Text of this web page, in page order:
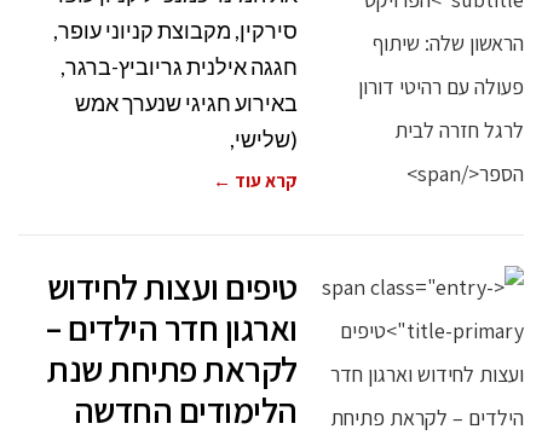
סירקין, מקבוצת קניוני עופר,
חגגה אילנית גריוביץ-ברגר,
באירוע חגיגי שנערך אמש
(שלישי,
קרא עוד ←
טיפים ועצות לחידוש
וארגון חדר הילדים –
לקראת פתיחת שנת
הלימודים החדשה